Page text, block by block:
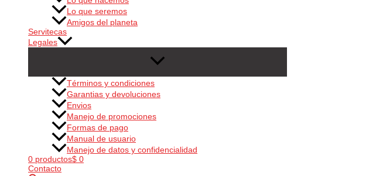
Lo que seremos
Amigos del planeta
Servitecas
Legales
Términos y condiciones
Garantias y devoluciones
Envios
Manejo de promociones
Formas de pago
Manual de usuario
Manejo de datos y confidencialidad
0 productos$ 0
Contacto